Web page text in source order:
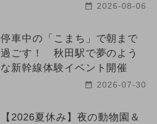
2026-08-06
停車中の「こまち」で朝まで
過ごす！ 秋田駅で夢のよう
な新幹線体験イベント開催
2026-07-30
【2026夏休み】夜の動物園＆